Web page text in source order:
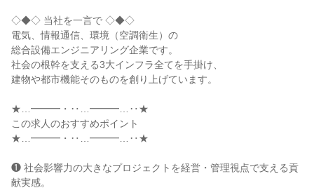
◇◆◇ 当社を一言で ◇◆◇
電気、情報通信、環境（空調衛生）の
総合設備エンジニアリング企業です。
社会の根幹を支える3大インフラ全てを手掛け、
建物や都市機能そのものを創り上げています。
★…━━━・‥…━━━…‥★
この求人のおすすめポイント
★…━━━・‥…━━━…‥★
❶ 社会影響力の大きなプロジェクトを経営・管理視点で支える貢
献実感。